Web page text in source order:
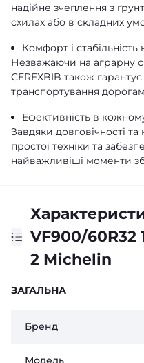
надійне зчеплення з
схилах або в складних
Комфорт і стабільність
Незважаючи на аграрну
CEREXBIB також
транспортування
Ефективність в
Завдяки довговічності
простої техніки та
найважливіші моменти
VF900/60R32
2 Michelin
ЗАГАЛЬНА
Бренд
Модель